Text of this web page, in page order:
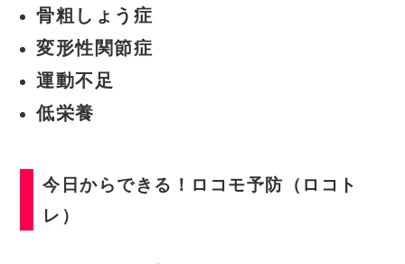
骨粗しょう症
変形性関節症
運動不足
低栄養
今日からできる！ロコモ予防（ロコト
レ）